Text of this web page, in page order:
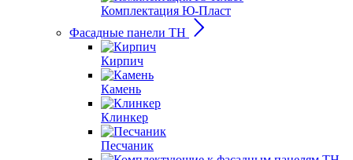
Комплектация Ю-Пласт
Фасадные панели ТН
Кирпич
Камень
Клинкер
Песчаник